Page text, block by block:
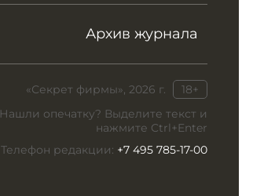
Архив журнала
«Секрет фирмы», 2026 г.
18+
Нашли опечатку? Выделите текст и
нажмите Ctrl+Enter
Телефон редакции: +7 495 785-17-00